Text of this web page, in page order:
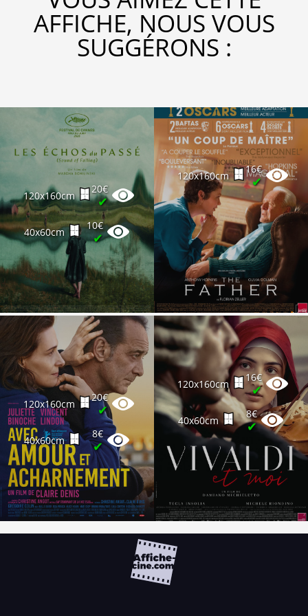
AFFICHE, NOUS VOUS
SUGGÉRONS :
120x160cm
20€
✔
40x60cm
10€
✔
120x160cm
16€
✔
120x160cm
20€
✔
40x60cm
8€
✔
120x160cm
16€
✔
40x60cm
8€
✔